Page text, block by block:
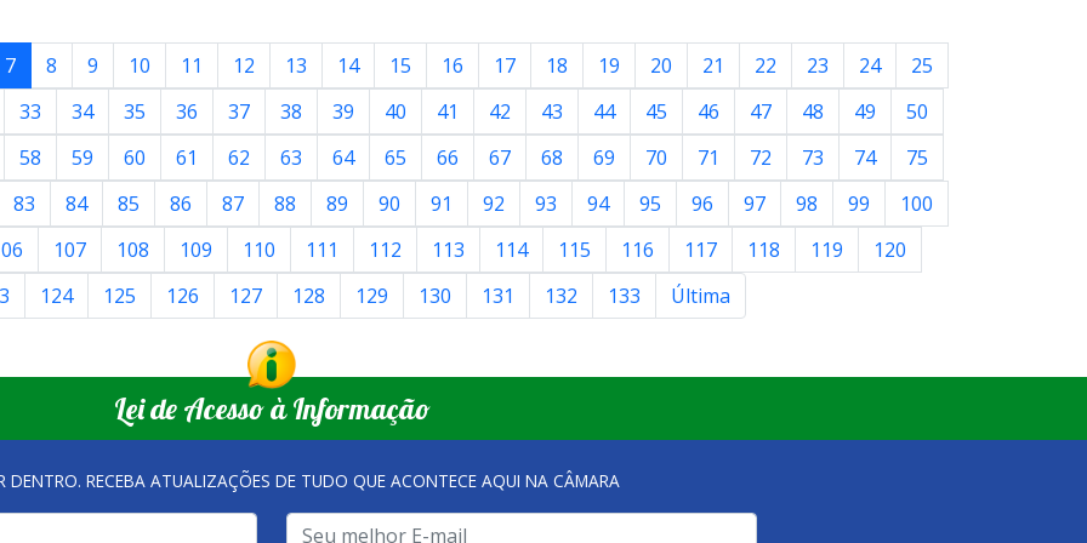
7 8 9 10 11 12 13 14 15 16 17 18 19 20 21 22 23 24
25
33 34 35 36 37 38 39 40 41 42 43 44 45 46 47 48 49
50
58 59 60 61 62 63 64 65 66 67 68 69 70 71 72 73 74
75
83 84 85 86 87 88 89 90 91 92 93 94 95 96 97 98 99
100
107 108 109 110 111 112 113 114 115 116 117 118 119
120
124 125 126 127 128 129 130 131 132 133 Última
Lei de Acesso à Informação
DENTRO. RECEBA ATUALIZAÇÕES DE TUDO QUE ACONTECE AQUI NA CÂMARA